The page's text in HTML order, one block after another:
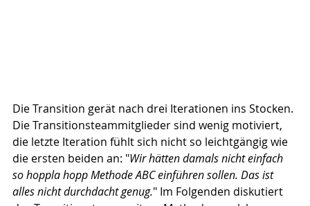
Die Transition gerät nach drei Iterationen ins Stocken.
Die Transitionsteammitglieder sind wenig motiviert,
die letzte Iteration fühlt sich nicht so leichtgängig wie
die ersten beiden an: "Wir hätten damals nicht einfach
so hoppla hopp Methode ABC einführen sollen. Das ist
alles nicht durchdacht genug." Im Folgenden diskutiert